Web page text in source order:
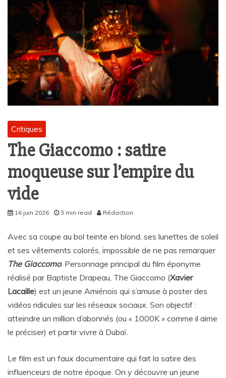
Critiques
The Giaccomo : satire
moqueuse sur l’empire du
vide
16 juin 2026 3 min read Rédaction
Avec sa coupe au bol teinte en blond, ses lunettes de soleil
et ses vêtements colorés, impossible de ne pas remarquer
The Giaccomo. Personnage principal du film éponyme
réalisé par Baptiste Drapeau, The Giaccomo (Xavier
Lacaille) est un jeune Amiénois qui s’amuse à poster des
vidéos ridicules sur les réseaux sociaux. Son objectif :
atteindre un million d’abonnés (ou « 1000K » comme il aime
le préciser) et partir vivre à Dubaï.
Le film est un faux documentaire qui fait la satire des
influenceurs de notre époque. On y découvre un jeune